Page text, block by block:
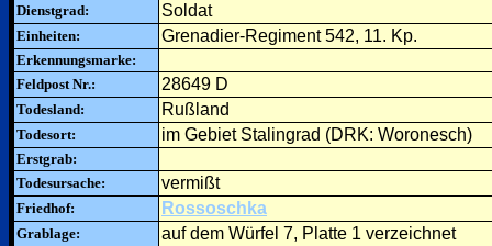
Dienstgrad: Soldat
Einheiten: Grenadier-Regiment 542, 11. Kp.
Erkennungsmarke:
Feldpost Nr.:
28649 D
Todesland: Rußland
Todesort: im Gebiet Stalingrad (DRK: Woronesch)
Erstgrab:
Todesursache:
vermißt
Friedhof: Rossoschka
Grablage: auf dem Würfel 7, Platte 1 verzeichnet